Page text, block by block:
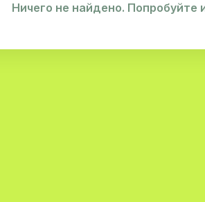
Ничего не найдено. Попробуйте